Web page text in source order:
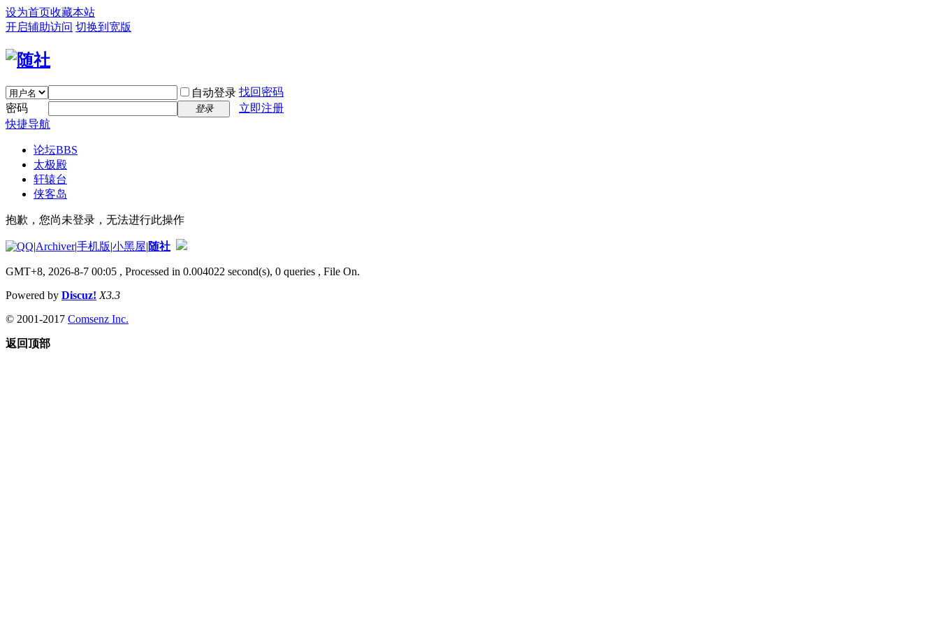
设为首页收藏本站
开启辅助访问 切换到宽版
自动登录 找回密码
密码
登录
立即注册
快捷导航
论坛BBS
太极殿
轩辕台
侠客岛
抱歉，您尚未登录，无法进行此操作
|Archiver|手机版|小黑屋|随社
GMT+8, 2026-8-7 00:05 , Processed in 0.004022 second(s), 0 queries , File On.
Powered by Discuz! X3.3
© 2001-2017 Comsenz Inc.
返回顶部